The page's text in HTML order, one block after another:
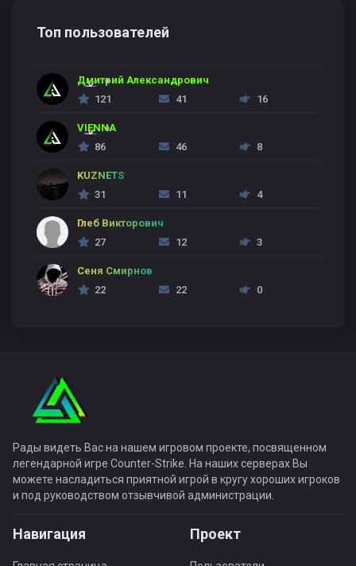
Топ пользователей
Дмитрий Александрович
121
41 16
VIENNA
86
46 8
KUZNETS
31
11 4
Глеб Викторович
27
12 3
Сеня Смирнов
22
22 0
Рады видеть Вас на нашем игровом проекте, посвященном
легендарной игре Counter-Strike. На наших серверах Вы
можете насладиться приятной игрой в кругу хороших игроков
и под руководством отзывчивой администрации.
Навигация Проект